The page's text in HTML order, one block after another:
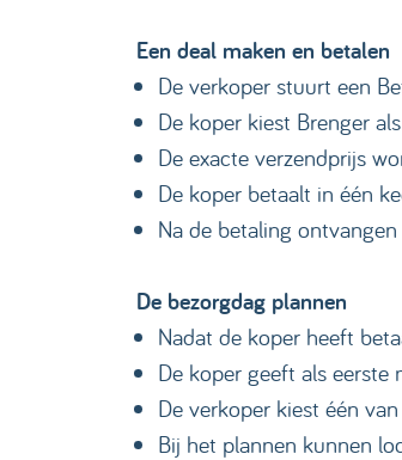
Een deal maken en betalen
De verkoper stuurt een
De koper kiest Brenger
De exacte verzendprijs
De koper betaalt in één
Na de betaling
De bezorgdag plannen
Nadat de koper heeft
De koper geeft als
De verkoper kiest één
Bij het plannen kunnen